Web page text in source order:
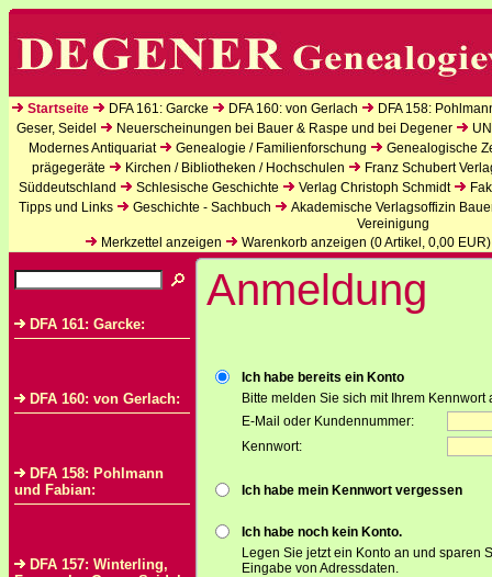
Startseite DFA 161: Garcke DFA 160: von Gerlach
DFA 158:
Geser, Seidel
Neuerscheinungen bei Bauer & Raspe und bei Degener
Modernes Antiquariat
Genealogie / Familienforschung
Genealogische
prägegeräte
Kirchen / Bibliotheken / Hochschulen
Franz Schubert
Süddeutschland
Schlesische Geschichte Verlag Christoph Schmidt
Tipps und Links
Geschichte - Sachbuch
Akademische Verlagsoffizin
Vereinigung
Merkzettel anzeigen
Warenkorb anzeigen (0Artikel, 0,00 EUR)
DFA 161: Garcke:
DFA 160: von Gerlach:
DFA 158: Pohlmann
und Fabian:
DFA 157: Winterling,
Anmeldung
Ich habe bereits ein Konto
Bitte melden Sie sich mit Ihrem Kennwort
E-Mail oder Kundennummer:
Kennwort:
Ich habe mein Kennwort vergessen
Ich habe noch kein Konto.
Legen Sie jetzt ein Konto an und sparen
Eingabe von Adressdaten.